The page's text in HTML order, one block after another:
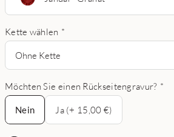
Kette wählen *
Ohne Kette
Möchten Sie einen Rückseitengravur? *
Nein
Nein
Ja (+ 15,00 €)